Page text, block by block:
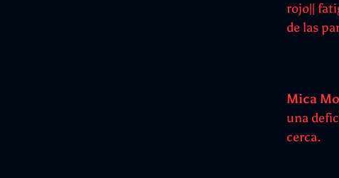
rojo||
de las
Mica
una
cerca.